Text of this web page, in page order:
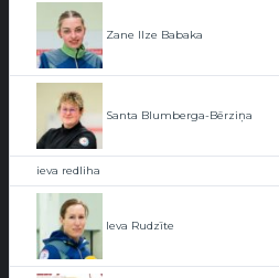
Zane Ilze Babaka
Santa Blumberga-Bērziņa
ieva redliha
Ieva Rudzīte